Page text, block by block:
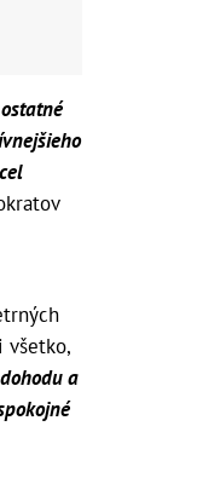
všetko,
a